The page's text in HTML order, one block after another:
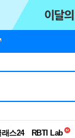
래스24
RBTI Lab